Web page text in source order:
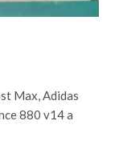
Max, Adidas
880 v14 a